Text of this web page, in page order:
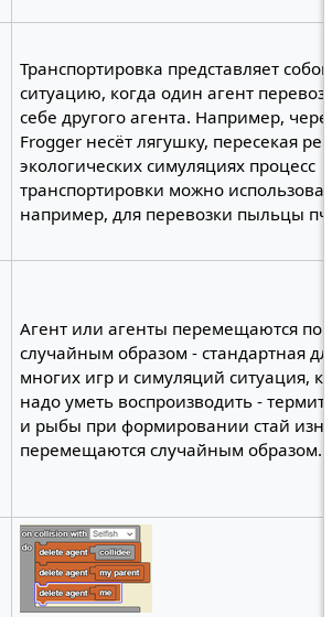
Транспортировка представляет собой
ситуацию, когда один агент
себе другого агента. Например,
Frogger несёт лягушку, пересекая
экологических симуляциях процесс
транспортировки можно
например, для перевозки пыльцы
Агент или агенты перемещаются по
случайным образом - стандартная
многих игр и симуляций ситуация,
надо уметь воспроизводить -
и рыбы при формировании стай
перемещаются случайным образом.